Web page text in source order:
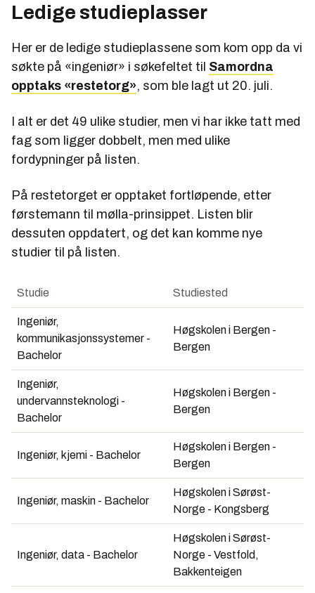
Ledige studieplasser
Her er de ledige studieplassene som kom opp da vi
søkte på «ingeniør» i søkefeltet til Samordna
opptaks «restetorg», som ble lagt ut 20. juli.
I alt er det 49 ulike studier, men vi har ikke tatt med
fag som ligger dobbelt, men med ulike
fordypninger på listen.
På restetorget er opptaket fortløpende, etter
førstemann til mølla-prinsippet. Listen blir
dessuten oppdatert, og det kan komme nye
studier til på listen.
Studie Studiested
Ingeniør,
kommunikasjonssystemer -
Bachelor
Høgskolen i Bergen -
Bergen
Ingeniør,
undervannsteknologi -
Bachelor
Høgskolen i Bergen -
Bergen
Ingeniør, kjemi - Bachelor
Høgskolen i Bergen -
Bergen
Ingeniør, maskin - Bachelor
Høgskolen i Sørøst-
Norge - Kongsberg
Ingeniør, data - Bachelor
Høgskolen i Sørøst-
Norge - Vestfold,
Bakkenteigen